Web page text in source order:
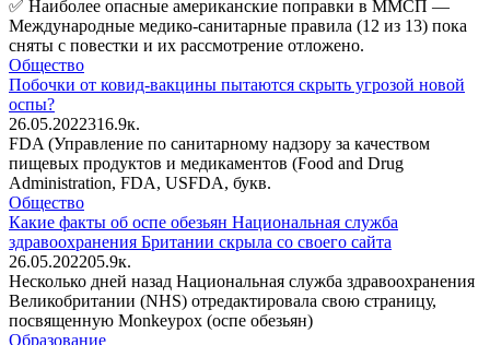
✅ Наиболее опасные американские поправки в ММСП —
Международные медико-санитарные правила (12 из 13) пока
сняты с повестки и их рассмотрение отложено.
Общество
Побочки от ковид-вакцины пытаются скрыть угрозой новой
оспы?
26.05.2022316.9к.
FDA (Управление по санитарному надзору за качеством
пищевых продуктов и медикаментов (Food and Drug
Administration, FDA, USFDA, букв.
Общество
Какие факты об оспе обезьян Национальная служба
здравоохранения Британии скрыла со своего сайта
26.05.202205.9к.
Несколько дней назад Национальная служба здравоохранения
Великобритании (NHS) отредактировала свою страницу,
посвященную Monkeypox (оспе обезьян)
Образование